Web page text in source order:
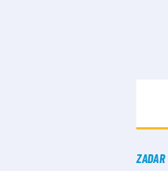
ZADAR